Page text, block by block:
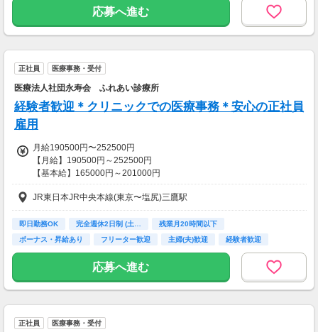
応募へ進む
正社員 医療事務・受付
医療法人社団永寿会 ふれあい診療所
経験者歓迎＊クリニックでの医療事務＊安心の正社員
雇用
月給190500円〜252500円
【月給】190500円～252500円
【基本給】165000円～201000円
【手当】
＜全員支給＞
・職務手当：10,000円
・住宅手当：15,500円（世帯主以外）、23,500円（世帯主）
・食事手当：400円×出勤日数（最大月給は20日出勤した想定で計算）
・皆勤手当：10,000円/月
【賞与】年2回 計5ヶ月分
【交通費】
JR東日本JR中央本線(東京〜塩尻)三鷹駅
即日勤務OK 完全週休2日制 (土…
残業月20時間以下
ボーナス・昇給あり
フリーター歓迎 主婦(夫)歓迎
経験者歓迎
ブランクOK
女性活躍中
応募へ進む
正社員 医療事務・受付